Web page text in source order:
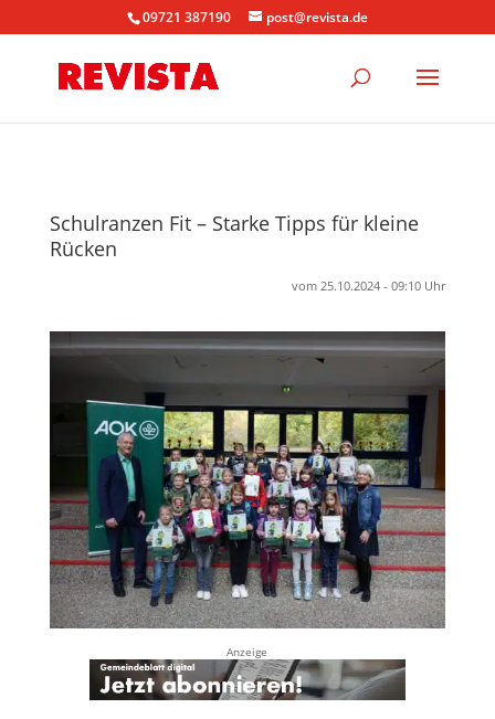
09721 387190 post@revista.de
Schulranzen Fit – Starke Tipps für kleine
Rücken
vom 25.10.2024 - 09:10 Uhr
Anzeige